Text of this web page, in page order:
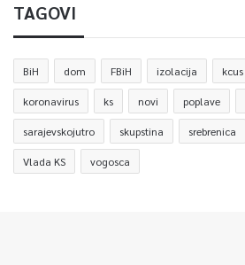
TAGOVI
BiH dom FBiH izolacija kcus
koronavirus ks novi poplave
sarajevskojutro skupstina srebrenica
Vlada KS vogosca